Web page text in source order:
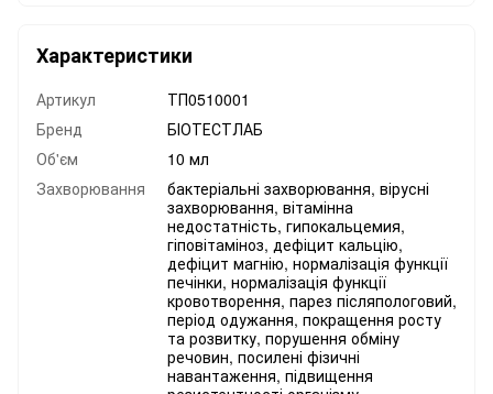
Характеристики
Артикул
ТП0510001
Бренд
БІОТЕСТЛАБ
Об'єм
10 мл
Захворювання
бактеріальні захворювання, вірусні
захворювання, вітамінна
недостатність, гипокальцемия,
гіповітаміноз, дефіцит кальцію,
дефіцит магнію, нормалізація функції
печінки, нормалізація функції
кровотворення, парез післяпологовий,
період одужання, покращення росту
та розвитку, порушення обміну
речовин, посилені фізичні
навантаження, підвищення